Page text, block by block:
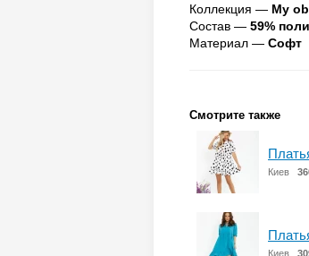
Коллекция — My
Состав — 59%
Материал — Софт
Смотрите также
Киев
Киев